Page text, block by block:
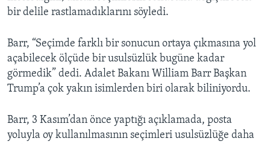
bir delile rastlamadıklarını söyledi.
Barr, “Seçimde farklı bir sonucun ortaya çıkmasına yol
açabilecek ölçüde bir usulsüzlük bugüne kadar
görmedik” dedi. Adalet Bakanı William Barr Başkan
Trump’a çok yakın isimlerden biri olarak biliniyordu.
Barr, 3 Kasım’dan önce yaptığı açıklamada, posta
yoluyla oy kullanılmasının seçimleri usulsüzlüğe daha